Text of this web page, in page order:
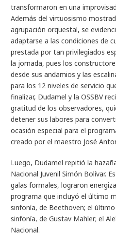
transformaron en una
Además del virtuosismo
agrupación orquestal, se
adaptarse a las condiciones de
prestada por tan privilegiados
la jornada, pues los
desde sus andamios y las
para los 12 niveles de servicio
finalizar, Dudamel y la OSSBV
gratitud de los observadores,
detener sus labores para
ocasión especial para el
creado por el maestro José
Luego, Dudamel repitió la
Nacional Juvenil Simón Bolívar.
galas formales, lograron
programa que incluyó el último
sinfonía, de Beethoven; el
sinfonía, de Gustav Mahler; el
Nacional.